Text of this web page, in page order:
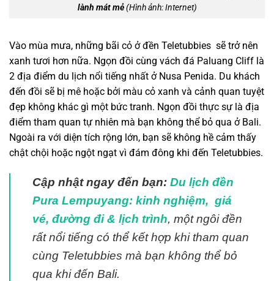
lành mát mẻ(Hình ảnh: Internet)
Vào mùa mưa, những bãi cỏ ở đền Teletubbies sẽ trở nên
xanh tươi hơn nữa. Ngọn đồi cùng vách đá Paluang Cliff là
2 địa điểm du lịch nổi tiếng nhất ở Nusa Penida. Du khách
đến đồi sẽ bị mê hoặc bởi màu cỏ xanh và cảnh quan tuyệt
đẹp không khác gì một bức tranh. Ngọn đồi thực sự là địa
điểm tham quan tự nhiên mà bạn không thể bỏ qua ở Bali.
Ngoài ra với diện tích rộng lớn, bạn sẽ không hề cảm thấy
chật chội hoặc ngột ngạt vì đám đông khi đến Teletubbies.
Cập nhật ngay đến bạn: Du lịch đền
Pura Lempuyang: kinh nghiệm, giá
vé, đường đi & lịch trình, một ngôi đền
rất nổi tiếng có thể kết hợp khi tham quan
cùng Teletubbies mà bạn không thể bỏ
qua khi đến Bali.